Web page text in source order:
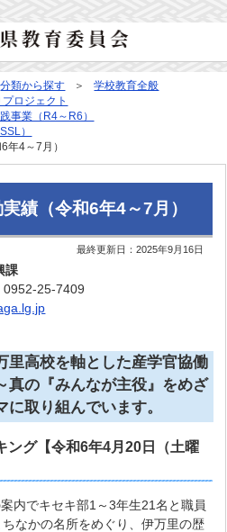
分類から探す
学校教育全般
ロジェクト
事業（R4～R6）
）
年4～7月）
績（令和6年4～7月）
最終更新日：2025年9月16日
課
0952-25-7409
里高校を軸とした産学官協働
真の『みんなが主役』をめざ
に取り組んでいます。
ング【令和6年4月20日（土曜
でキセキ部1～3年生21名と職員
なかの名所をめぐり、伊万里の歴